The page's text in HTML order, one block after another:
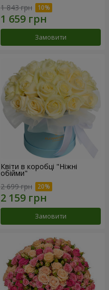
1 843 грн
Замовити
Квіти в коробці "Ніжні
обійми"
2 699 грн
Замовити